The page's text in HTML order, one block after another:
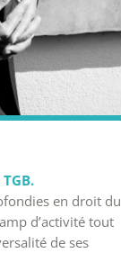
en droit du
d’activité tout
de ses